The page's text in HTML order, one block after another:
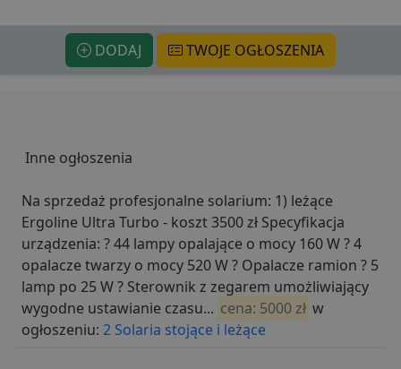
DODAJ TWOJE OGŁOSZENIA
Inne ogłoszenia
Na sprzedaż profesjonalne solarium: 1) leżące
Ergoline Ultra Turbo - koszt 3500 zł Specyfikacja
urządzenia: ? 44 lampy opalające o mocy 160 W ? 4
opalacze twarzy o mocy 520 W ? Opalacze ramion ? 5
lamp po 25 W ? Sterownik z zegarem umożliwiający
wygodne ustawianie czasu... cena: 5000 zł w
ogłoszeniu: 2 Solaria stojące i leżące